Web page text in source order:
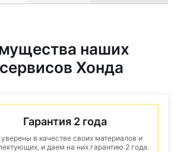
наших
Хонда
Гарантия 2 года
в качестве своих материалов и
и даем на них гарантию 2 года.